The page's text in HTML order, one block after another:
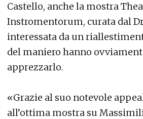
Castello, anche la mostra
Instromentorum, curata dal
interessata da un
del maniero hanno
apprezzarlo.
«Grazie al suo notevole
all’ottima mostra su